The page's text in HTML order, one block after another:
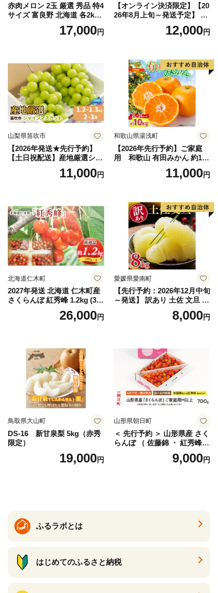
赤肉メロン 2玉 厳選 秀品 特4
サイズ 富良野 北海道 各2kg
～2.6kg 2玉 セット ファーム
富良野 メロン めろん 果物 く
17,000円
【オンライン決済限定】【20
26年8月上旬～発送予定】 先
行予約 「浅間水蜜桃プレミ
アム」 もも あかつき 秀品 約
果肉 長野県産 小諸市
12,000円
山梨県笛吹市
【2026年発送★先行予約】
【土日祝配送】産地厳選シャ
インマスカット1.2kg～1.3kg
（2房～3房）※沖縄・離島配
笛吹市 山梨県 フルーツ 果物
ぶどう 葡萄 大粒 シャインマ
スカット おすすめ シャイン
マスカット 贈答 ギフト 産地
笛吹市 シャインマスカット
笛吹 葡萄 国産 ぶどう 人気
国産 1.2kg 先行｜
11,000円
和歌山県湯浅町
【2026年先行予約】ご家庭
用 和歌山 有田みかん 約10k
g (2L、3Lサイズ)【湯浅町】
11,000円
北海道仁木町
2027年発送 北海道 仁木町産
さくらんぼ 紅秀峰 1.2kg (300
g×4パック) Lサイズ以上 旬
桜桃 産地直送 サクランボ チ
26,000円
愛媛県愛南町
【先行予約：2026年12月中旬
～発送】 訳あり 土佐 文旦 8k
g (Mサイズ以上サイズミック
ス) 8000円 わけあり ぶんた
産 農家直送 期間限定 特産品
サイズミックス くらもとフ
ァーム 愛南町 愛媛県
8,000円
鳥取県大山町
DS-16 新甘泉梨 5kg（赤秀
限定）
19,000円
山形県朝日町
＜ 先行予約 ＞ 山形県産 さく
らんぼ （ 佐藤錦 ・ 紅秀峰
） ご家庭用 M以上 700g 【20
26年6月下旬から7月上旬発
9,000円
ふるラボとは
はじめてのふるさと納税